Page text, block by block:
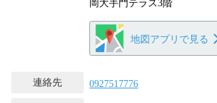
岡大手門テラス3階
地図アプリで見る
連絡先 0927517776